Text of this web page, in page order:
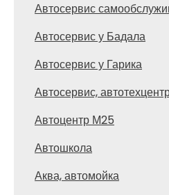
Автосервис
Автосервис у Бадала
Автосервис у Гарика
Автосервис,
Автоцентр М25
Автошкола
Аква, автомойка